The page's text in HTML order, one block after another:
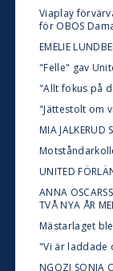
Viaplay
för OBOS
EMELIE
"Felle" gav
"Allt fokus på
"Jättestolt om
MIA JALKERUD
UNITED
ANNA
TVÅ NYA ÅR
Mästarlaget
"Vi är laddade
NGOZI SONIA